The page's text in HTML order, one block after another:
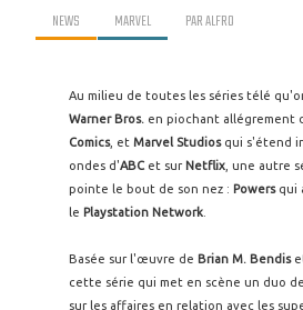
NEWS MARVEL PARALFRO
Au milieu de toutes les séries télé
Warner Bros. en piochant allégrement
Comics, et Marvel Studiosqui s'étend
ondes d'ABC et sur Netflix , une autre
pointe le bout de son nez : Powersqui
le Playstation Network
Basée sur l'œuvre de Brian M. Bendis
cette série qui met en scène un duo
sur les affaires en relation avec les